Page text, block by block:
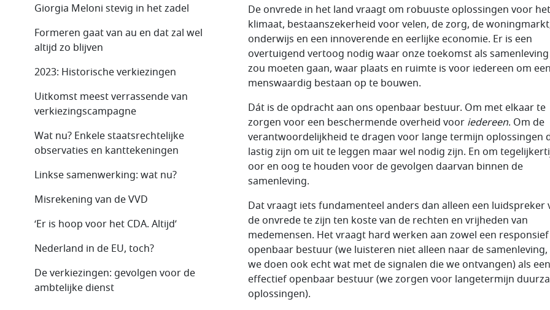
De onvrede in het land vraagt om robuuste oplossingen voor het
klimaat, bestaanszekerheid voor velen, de zorg, de
onderwijs en een innoverende en eerlijke economie. Er is een
overtuigend vertoog nodig waar onze toekomst als
zou moeten gaan, waar plaats en ruimte is voor iedereen om een
menswaardig bestaan op te bouwen.
Dát is de opdracht aan ons openbaar bestuur. Om met elkaar te
zorgen voor een beschermende overheid voor iedereen. Om de
verantwoordelijkheid te dragen voor lange termijn oplossingen
lastig zijn om uit te leggen maar wel nodig zijn. En om
oor en oog te houden voor de gevolgen daarvan binnen de
samenleving.
Dat vraagt iets fundamenteel anders dan alleen een luidspreker
de onvrede te zijn ten koste van de rechten en vrijheden van
medemensen. Het vraagt hard werken aan zowel een responsief
openbaar bestuur (we luisteren niet alleen naar de
we doen ook echt wat met de signalen die we ontvangen) als een
effectief openbaar bestuur (we zorgen voor langetermijn
oplossingen).
Giorgia Meloni stevig in het zadel
Formeren gaat van au en dat zal wel
altijd zo blijven
2023: Historische verkiezingen
Uitkomst meest verrassende van
verkiezingscampagne
Wat nu? Enkele staatsrechtelijke
observaties en kanttekeningen
Linkse samenwerking: wat nu?
Misrekening van de VVD
‘Er is hoop voor het CDA. Altijd’
Nederland in de EU, toch?
De verkiezingen: gevolgen voor de
ambtelijke dienst